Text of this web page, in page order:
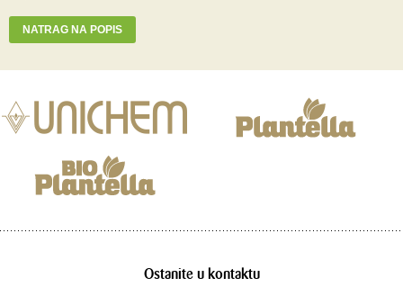
NATRAG NA POPIS
Ostanite u kontaktu